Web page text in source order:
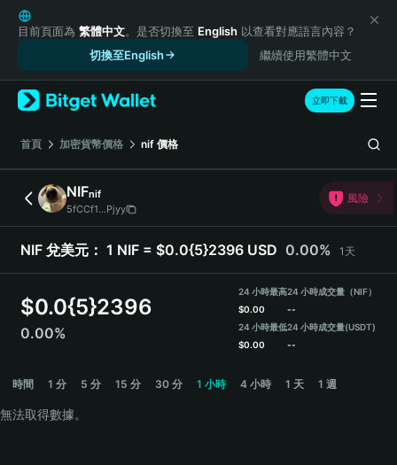
English
日本語
Русский
Español (Latinoamérica)
Türkçe
Italiano
Deutsch
简体中文
繁體中文
Português (Portugal)
हिन्दी
Español (Argentina)
目前頁面為 繁體中文。是否切換至 English 以查看對應語言內容？
切換至English
繼續使用繁體中文
立即下載
首頁 加密貨幣價格 nif 價格
NIFnif
5fCCf1...Pjyy
風險
NIF 兌美元： 1 NIF = $0.0{5}2396 USD 0.00% 1天
$0.0{5}2396
0.00%
24 小時最高
$0.00
24 小時最低
$0.00
24 小時成交量（NIF）
--
24 小時成交量(USDT)
--
時間 1 分 5 分 15 分 30 分 1 小時 4 小時 1 天 1 週
無法取得數據。